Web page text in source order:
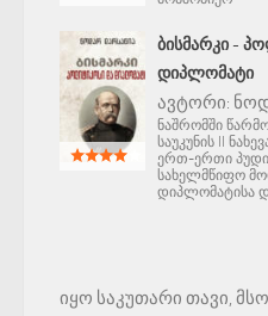
ᲑᲘᲡᲛᲐᲠᲙᲘ -
ᲓᲘᲞᲚᲝᲛᲐᲢᲘ
ავტორი:
ნაშრომში
საუკუნის II
ერთ-ერთი
სახელმწიფო
დიპლომატისა
იყო საკუთარი თავი,